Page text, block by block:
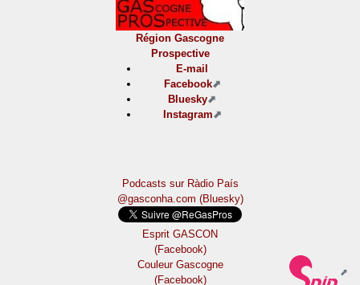
Région Gascogne
Prospective
E-mail
Facebook
Bluesky
Instagram
Podcasts sur Ràdio País
@gasconha.com (Bluesky)
Esprit GASCON
(Facebook)
Couleur Gascogne
(Facebook)